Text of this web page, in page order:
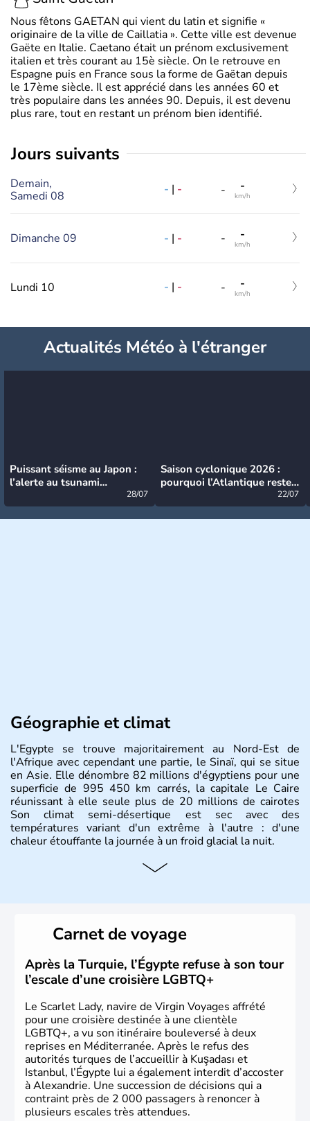
Nous fêtons GAETAN qui vient du latin et signifie «
originaire de la ville de Caillatia ». Cette ville est devenue
Gaëte en Italie. Caetano était un prénom exclusivement
italien et très courant au 15è siècle. On le retrouve en
Espagne puis en France sous la forme de Gaëtan depuis
le 17ème siècle. Il est apprécié dans les années 60 et
très populaire dans les années 90. Depuis, il est devenu
plus rare, tout en restant un prénom bien identifié.
jours suivants
Demain,
Samedi 08
- | - - -
km/h
Dimanche 09 - | - - -
km/h
Lundi 10 - | - - -
km/h
Actualités Météo à l'étranger
Puissant séisme au Japon :
l’alerte au tsunami
28/07
Saison cyclonique 2026 :
pourquoi l’Atlantique reste
22/07
Géographie et climat
L'Egypte se trouve majoritairement au Nord-Est de
l'Afrique avec cependant une partie, le Sinaï, qui se situe
en Asie. Elle dénombre 82 millions d'égyptiens pour une
superficie de 995 450 km carrés, la capitale Le Caire
réunissant à elle seule plus de 20 millions de cairotes
Son climat semi-désertique est sec avec des
températures variant d'un extrême à l'autre : d'une
chaleur étouffante la journée à un froid glacial la nuit.
Histoire et administration
passé sont connues pour leur culture et leurs
technologies très en avance sur le reste du monde. Après
avoir été occupée par divers peuples comme les perses et
les grecs, cette république démocratique se développe
sous la domination arabe au VIIème siècle et en garde sa
langue officielle.
Carnet de voyage
Après la Turquie, l’Égypte refuse à son tour
l’escale d’une croisière LGBTQ+
Le Scarlet Lady, navire de Virgin Voyages affrété
pour une croisière destinée à une clientèle
LGBTQ+, a vu son itinéraire bouleversé à deux
reprises en Méditerranée. Après le refus des
autorités turques de l’accueillir à Kuşadası et
Istanbul, l’Égypte lui a également interdit d’accoster
à Alexandrie. Une succession de décisions qui a
contraint près de 2 000 passagers à renoncer à
plusieurs escales très attendues.